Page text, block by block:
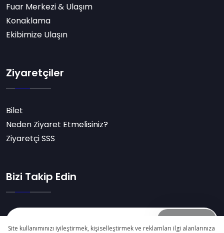
Fuar Merkezi & Ulaşım
Konaklama
Ekibimize Ulaşın
Ziyaretçiler
Bilet
Neden Ziyaret Etmelisiniz?
Ziyaretçi SSS
Bizi Takip Edin